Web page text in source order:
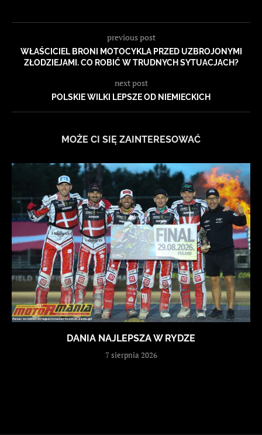
previous post
WŁAŚCICIEL BRONI MOTOCYKLA PRZED UZBROJONYMI
ZŁODZIEJAMI. CO ROBIĆ W TRUDNYCH SYTUACJACH?
next post
POLSKIE WILKI LEPSZE OD NIEMIECKICH
MOŻE CI SIĘ ZAINTERESOWAĆ
DANIA NAJLEPSZA W RYDZE
7 sierpnia 2026